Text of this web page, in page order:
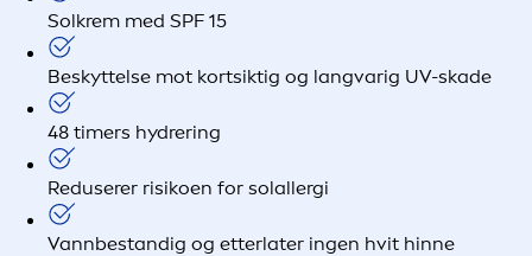
Solkrem med SPF 15
Beskyttelse mot kortsiktig og langvarig UV-skade
48 timers hydrering
Reduserer risikoen for solallergi
Vannbestandig og etterlater ingen hvit hinne